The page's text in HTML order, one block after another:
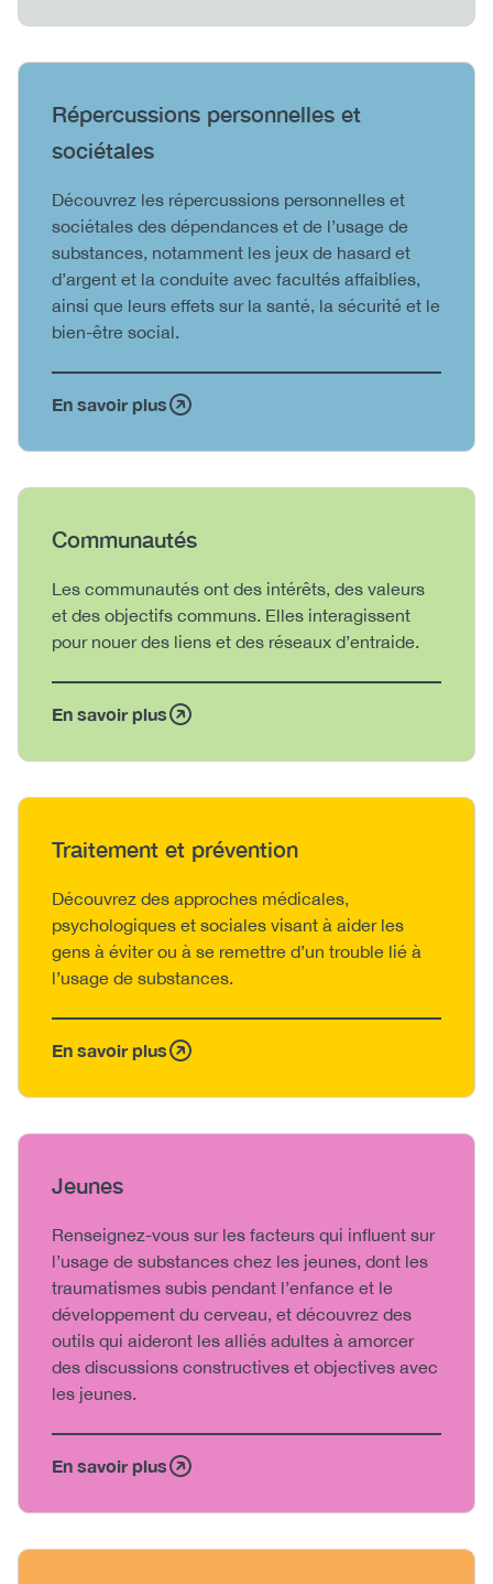
Heading
Répercussions personnelles et
sociétales
Body
Découvrez les répercussions personnelles et
sociétales des dépendances et de l’usage de
substances, notamment les jeux de hasard et
d’argent et la conduite avec facultés affaiblies,
ainsi que leurs effets sur la santé, la sécurité et le
bien-être social.
En savoir plus
Heading
Communautés
Body
Les communautés ont des intérêts, des valeurs
et des objectifs communs. Elles interagissent
pour nouer des liens et des réseaux d’entraide.
En savoir plus
Heading
Traitement et prévention
Body
Découvrez des approches médicales,
psychologiques et sociales visant à aider les
gens à éviter ou à se remettre d’un trouble lié à
l’usage de substances.
En savoir plus
Heading
Jeunes
Body
Renseignez-vous sur les facteurs qui influent sur
l’usage de substances chez les jeunes, dont les
traumatismes subis pendant l’enfance et le
développement du cerveau, et découvrez des
outils qui aideront les alliés adultes à amorcer
des discussions constructives et objectives avec
les jeunes.
En savoir plus